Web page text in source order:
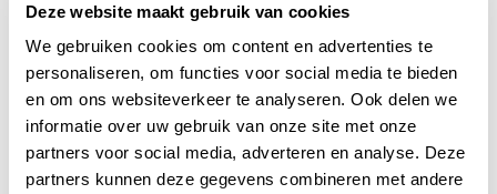
Deze website maakt gebruik van cookies
We gebruiken cookies om content en advertenties te
personaliseren, om functies voor social media te bieden
en om ons websiteverkeer te analyseren. Ook delen we
informatie over uw gebruik van onze site met onze
partners voor social media, adverteren en analyse. Deze
partners kunnen deze gegevens combineren met andere